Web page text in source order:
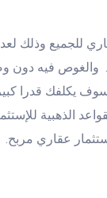
للجميع وذلك
والغوص فيه
سوف يكلفك قدرا
الذهبية
عقاري مربح.